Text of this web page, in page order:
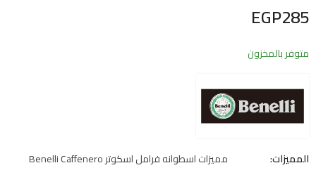
EGP285
متوفر بالمخزون
المميزات:
مميزات اسطوانه فرامل اسكوتر Benelli Caffenero